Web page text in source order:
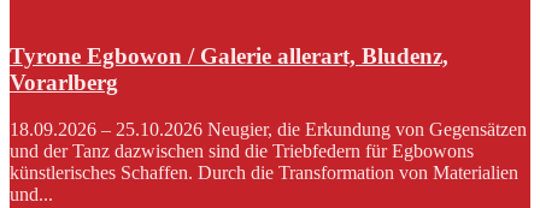
Tyrone Egbowon / Galerie allerart, Bludenz,
Vorarlberg
18.09.2026 – 25.10.2026 Neugier, die Erkundung von Gegensätzen
und der Tanz dazwischen sind die Triebfedern für Egbowons
künstlerisches Schaffen. Durch die Transformation von Materialien
und...